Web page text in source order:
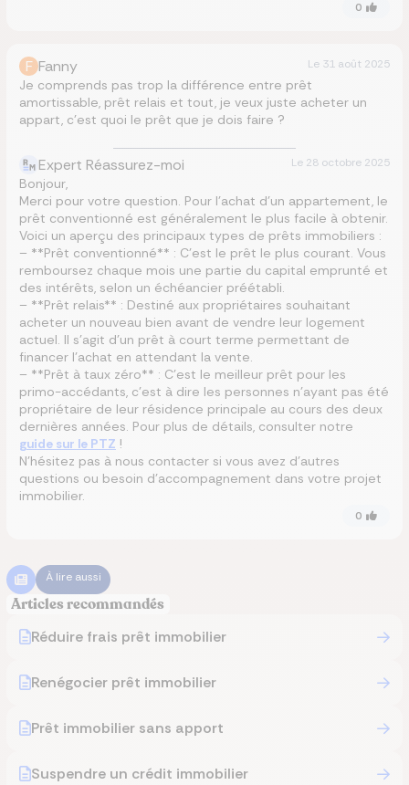
0
F Fanny Le 31 août 2025
Je comprends pas trop la différence entre prêt
amortissable, prêt relais et tout, je veux juste acheter un
appart, c’est quoi le prêt que je dois faire ?
Expert Réassurez-moi Le 28 octobre 2025
Bonjour,
Merci pour votre question. Pour l’achat d’un appartement, le
prêt conventionné est généralement le plus facile à obtenir.
Voici un aperçu des principaux types de prêts immobiliers :
– **Prêt conventionné** : C’est le prêt le plus courant. Vous
remboursez chaque mois une partie du capital emprunté et
des intérêts, selon un échéancier préétabli.
– **Prêt relais** : Destiné aux propriétaires souhaitant
acheter un nouveau bien avant de vendre leur logement
actuel. Il s’agit d’un prêt à court terme permettant de
financer l’achat en attendant la vente.
– **Prêt à taux zéro** : C’est le meilleur prêt pour les
primo-accédants, c’est à dire les personnes n’ayant pas été
propriétaire de leur résidence principale au cours des deux
dernières années. Pour plus de détails, consulter notre
guide sur le PTZ !
N’hésitez pas à nous contacter si vous avez d’autres
questions ou besoin d’accompagnement dans votre projet
immobilier.
0
À lire aussi
Articles recommandés
Réduire frais prêt immobilier
Renégocier prêt immobilier
Prêt immobilier sans apport
Suspendre un crédit immobilier